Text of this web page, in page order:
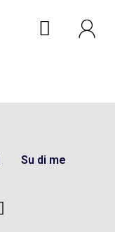
Su di me